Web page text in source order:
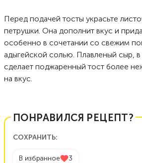
Перед подачей тосты украсьте
петрушки. Она дополнит вкус и
особенно в сочетании со свежим
адыгейской солью. Плавленый сыр,
сделает поджаренный тост более
на вкус.
ПОНРАВИЛСЯ РЕЦЕПТ?
СОХРАНИТЬ:
В избранное 3